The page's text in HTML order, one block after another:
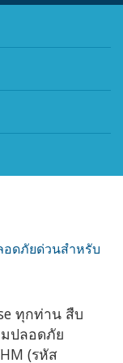
อดภัยด่วนสำหรับ
ทุกท่าน สืบ
ปลอดภัย
(รหัส